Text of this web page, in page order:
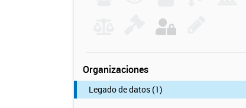
Organizaciones
Legado de datos (1)